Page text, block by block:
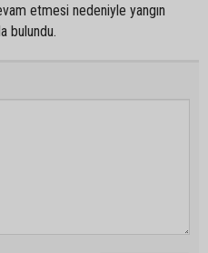
etmesi nedeniyle yangın
bulundu.